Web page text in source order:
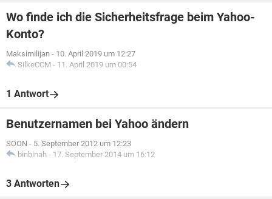
Wo finde ich die Sicherheitsfrage beim Yahoo-
Konto?
Maksimilijan - 10. April 2019 um 12:27
SilkeCCM - 11. April 2019 um 00:54
1 Antwort
Benutzernamen bei Yahoo ändern
SOON - 5. September 2012 um 12:23
binbinah - 17. September 2014 um 16:12
3 Antworten